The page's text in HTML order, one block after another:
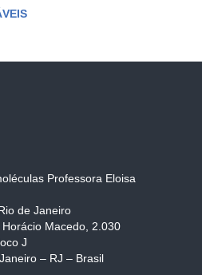
Professora Eloisa
de Janeiro
Macedo, 2.030
J
– RJ – Brasil